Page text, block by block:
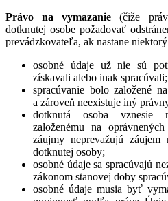
Právo na vymazanie (čiže
dotknutej osobe požadovať
prevádzkovateľa, ak nastane
osobné údaje už nie sú
získavali alebo inak spracúvali;
spracúvanie bolo založené
a zároveň neexistuje iný
dotknutá osoba vznesie
založenému na
záujmy neprevažujú
dotknutej osoby;
osobné údaje sa spracúvajú
zákonom stanovej doby
osobné údaje musia byť